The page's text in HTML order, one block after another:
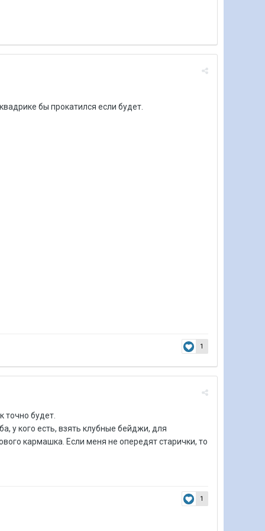
бы прокатился если будет.
1
точно будет.
у кого есть, взять клубные бейджи, для
кармашка. Если меня не опередят старички, то
1